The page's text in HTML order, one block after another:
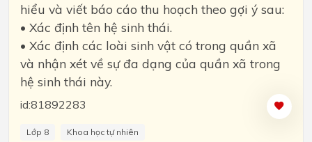
hiểu và viết báo cáo thu hoạch theo gợi ý sau:
• Xác định tên hệ sinh thái.
• Xác định các loài sinh vật có trong quần xã
và nhận xét về sự đa dạng của quần xã trong
hệ sinh thái này.
id:81892283
Lớp 8 Khoa học tự nhiên